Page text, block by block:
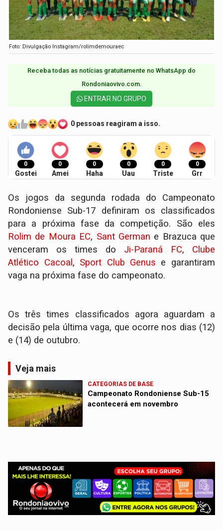
Foto: Divulgação Instagram/rolimdemouraec
Receba todas as notícias gratuitamente no WhatsApp do
Rondoniaovivo.com.​
ENTRAR NO GRUPO
0 pessoas reagiram a isso.
0
Gostei
0
Amei
0
Haha
0
Uau
0
Triste
0
Grr
Os jogos da segunda rodada do Campeonato
Rondoniense Sub-17 definiram os classificados
para a próxima fase da competição. São eles
Rolim de Moura EC, Sant German e Brazuca que
venceram os times do Ji-Paraná FC, Clube
Atlético Cacoal , Sport Club Genus e garantiram
vaga na próxima fase do campeonato.
Os três times classificados agora aguardam a
decisão pela última vaga, que ocorre nos dias (12)
e (14) de outubro.
Veja mais
CATEGORIAS DE BASE
Campeonato Rondoniense Sub-15
acontecerá em novembro